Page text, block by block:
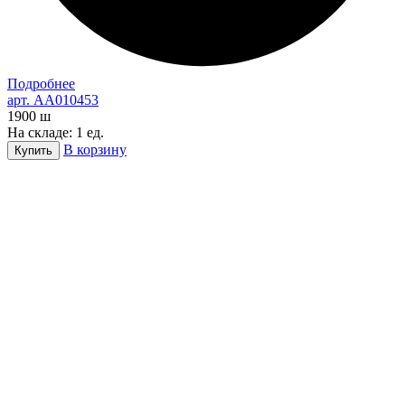
Подробнее
арт. AA010453
1900 ш
На складе: 1 ед.
Купить В корзину